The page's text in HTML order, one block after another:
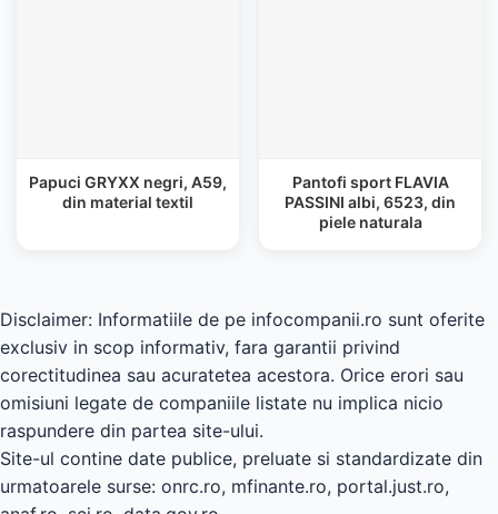
Papuci GRYXX negri, A59,
din material textil
Pantofi sport FLAVIA
PASSINI albi, 6523, din
piele naturala
Disclaimer: Informatiile de pe infocompanii.ro sunt oferite
exclusiv in scop informativ, fara garantii privind
corectitudinea sau acuratetea acestora. Orice erori sau
omisiuni legate de companiile listate nu implica nicio
raspundere din partea site-ului.
Site-ul contine date publice, preluate si standardizate din
urmatoarele surse: onrc.ro, mfinante.ro, portal.just.ro,